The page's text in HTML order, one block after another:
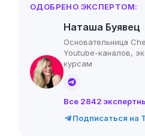
ОДОБРЕНО ЭКСПЕРТОМ:
Наташа Буявец
Основательница
Youtube-каналов,
курсам
Все 2842
Подписаться на